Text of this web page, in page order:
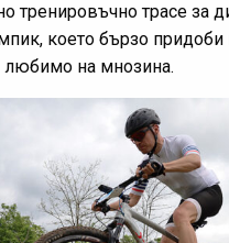
тренировъчно трасе за
което бързо придоби
любимо на мнозина.